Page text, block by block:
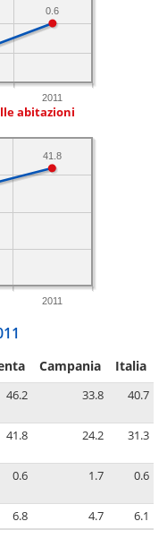
2011
0.6
abitazioni
2011
41.8
Campania Italia
46.2 33.8 40.7
41.8 24.2 31.3
0.6 1.7 0.6
6.8 4.7 6.1